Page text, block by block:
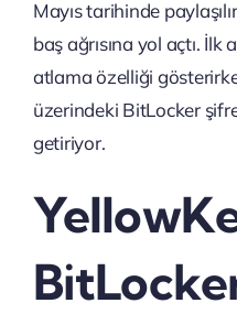
Mayıs tarihinde
baş ağrısına yol açtı.
atlama özelliği
üzerindeki BitLocker
getiriyor.